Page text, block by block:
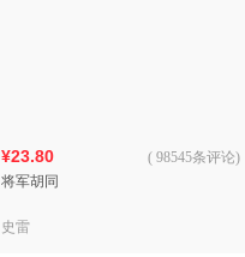
¥23.80
将军胡同
( 98545条评论)
史雷